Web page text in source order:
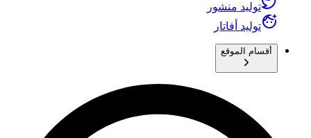
توليد منشور
توليد أفاتار
أقسام الموقع